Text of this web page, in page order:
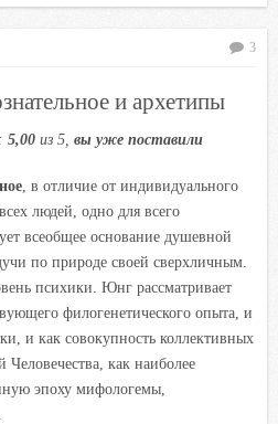
k
s
k
i
3
и архетипы
5,00 из 5, вы уже поставили
, в отличие от индивидуального
людей, одно для всего
всеобщее основание душевной
по природе своей сверхличным.
психики. Юнг рассматривает
филогенетического опыта, и
и как совокупность коллективных
Человечества, как наиболее
эпоху мифологемы,